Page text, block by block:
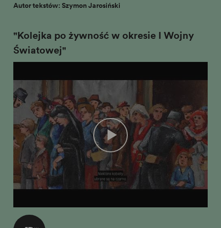
Autor tekstów: Szymon Jarosiński
"Kolejka po żywność w okresie I Wojny
Światowej"